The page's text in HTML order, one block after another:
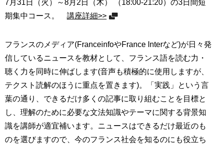
期集中コース。 講座詳細>>
フランスのメディア(FranceinfoやFrance Interなど)が日々発
信しているニュースを教材として、フランス語を読む力・
聴く力を同時に伸ばします(音声も積極的に使用しますが、
テクスト読解のほうに重点を置きます)。「実践」という言
葉の通り、できるだけ多くの記事に取り組むことを目標と
し、理解のために必要な文法知識やテーマに関する背景知
識を講師が適宜補います。ニュースはできるだけ最近のも
のを選びますので、今のフランス社会を知るのにも役立ち